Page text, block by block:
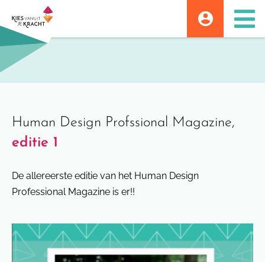
to
content
Human Design Profssional Magazine,
editie 1
De allereerste editie van het Human Design
Professional Magazine is er!!